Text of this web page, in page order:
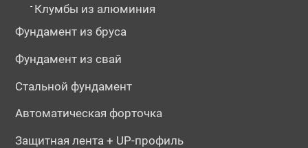
№194508 №194512
- Клумбы из алюминия
Фундамент из бруса
Фундамент из свай
Стальной фундамент
Автоматическая форточка
Защитная лента + UP-профиль